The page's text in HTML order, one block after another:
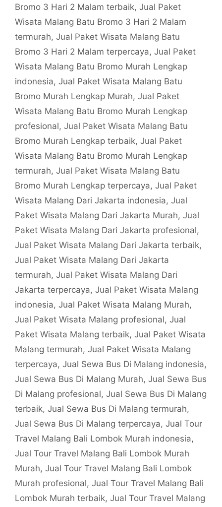
Bromo 3 Hari 2 Malam terbaik, Jual Paket
Wisata Malang Batu Bromo 3 Hari 2 Malam
termurah, Jual Paket Wisata Malang Batu
Bromo 3 Hari 2 Malam terpercaya, Jual Paket
Wisata Malang Batu Bromo Murah Lengkap
indonesia, Jual Paket Wisata Malang Batu
Bromo Murah Lengkap Murah, Jual Paket
Wisata Malang Batu Bromo Murah Lengkap
profesional, Jual Paket Wisata Malang Batu
Bromo Murah Lengkap terbaik, Jual Paket
Wisata Malang Batu Bromo Murah Lengkap
termurah, Jual Paket Wisata Malang Batu
Bromo Murah Lengkap terpercaya, Jual Paket
Wisata Malang Dari Jakarta indonesia, Jual
Paket Wisata Malang Dari Jakarta Murah, Jual
Paket Wisata Malang Dari Jakarta profesional,
Jual Paket Wisata Malang Dari Jakarta terbaik,
Jual Paket Wisata Malang Dari Jakarta
termurah, Jual Paket Wisata Malang Dari
Jakarta terpercaya, Jual Paket Wisata Malang
indonesia, Jual Paket Wisata Malang Murah,
Jual Paket Wisata Malang profesional, Jual
Paket Wisata Malang terbaik, Jual Paket Wisata
Malang termurah, Jual Paket Wisata Malang
terpercaya, Jual Sewa Bus Di Malang indonesia,
Jual Sewa Bus Di Malang Murah, Jual Sewa Bus
Di Malang profesional, Jual Sewa Bus Di Malang
terbaik, Jual Sewa Bus Di Malang termurah,
Jual Sewa Bus Di Malang terpercaya, Jual Tour
Travel Malang Bali Lombok Murah indonesia,
Jual Tour Travel Malang Bali Lombok Murah
Murah, Jual Tour Travel Malang Bali Lombok
Murah profesional, Jual Tour Travel Malang Bali
Lombok Murah terbaik, Jual Tour Travel Malang